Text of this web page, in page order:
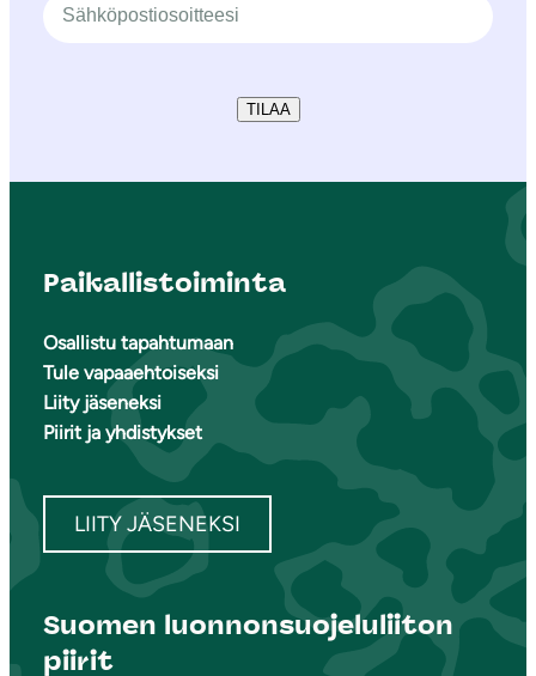
TILAA
Paikallistoiminta
Osallistu tapahtumaan
Tule vapaaehtoiseksi
Liity jäseneksi
Piirit ja yhdistykset
LIITY JÄSENEKSI
Suomen luonnonsuojeluliiton
piirit